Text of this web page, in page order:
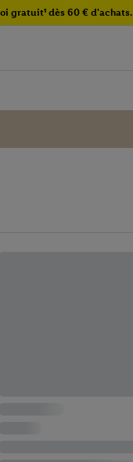
gratuit¹ dès 60 € d'achats.